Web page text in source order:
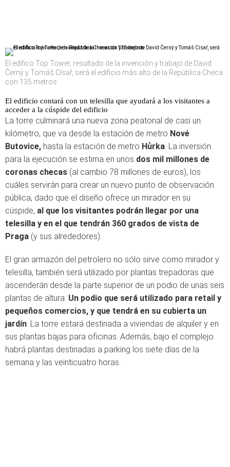
El edifico Top Tower, resultado de la invención y trabajo de David
Černý y Tomáš Císař, será el edificio más alto de la República Checa
con 135 metros
El edificio contará con un telesilla que ayudará a los visitantes a
acceder a la cúspide del edificio
La torre culminará una nueva zona peatonal de casi un
kilómetro, que va desde la estación de metro Nové
Butovice, hasta la estación de metro Hůrka. La inversión
para la ejecución se estima en unos dos mil millones de
coronas checas (al cambio 78 millones de euros), los
cuáles servirán para crear un nuevo punto de observación
pública, dado que el diseño ofrece un mirador en su
cúspide, al que los visitantes podrán llegar por una
telesilla y en el que tendrán 360 grados de vista de
Praga (y sus alrededores).
El gran armazón del petrolero no sólo sirve como mirador y
telesilla, también será utilizado por plantas trepadoras que
ascenderán desde la parte superior de un podio de unas seis
plantas de altura. Un podio que será utilizado para retail y
pequeños comercios, y que tendrá en su cubierta un
jardín. La torre estará destinada a viviendas de alquiler y en
sus plantas bajas para oficinas. Además, bajo el complejo
habrá plantas destinadas a parking los siete días de la
semana y las veinticuatro horas.